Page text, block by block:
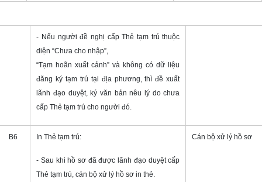
- Nếu người đề nghị cấp Thẻ tạm trú thuộc
diện “Chưa cho nhập”,
“Tạm hoãn xuất cảnh” và không có dữ liệu
đăng ký tạm trú tại địa phương, thì đề xuất
lãnh đạo duyệt, ký văn bản nêu lý do chưa
cấp Thẻ tạm trú cho người đó.
B6 In Thẻ tạm trú:
- Sau khi hồ sơ đã được lãnh đạo duyệt cấp
Thẻ tạm trú, cán bộ xử lý hồ sơ in thẻ.
Cán bộ xử lý hồ sơ